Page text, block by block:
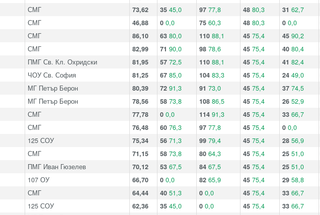
СМГ 73,62 35 45,0 97 77,8 48 80,3 31 62,7
СМГ 46,88 0 0,0 75 60,3 48 80,3 0 0,0
СМГ 86,10 63 80,0 110 88,1 45 75,4 45 90,2
СМГ 82,99 71 90,0 98 78,6 45 75,4 40 80,4
ПМГ Св. Кл. Охридски 81,95 57 72,5 110 88,1 45 75,4 41 82,4
ЧОУ Св. София 81,25 67 85,0 104 83,3 45 75,4 24 49,0
МГ Петър Берон 80,39 72 91,3 91 73,0 45 75,4 37 74,5
МГ Петър Берон 78,56 58 73,8 108 86,5 45 75,4 26 52,9
СМГ 77,78 0 0,0 114 91,3 45 75,4 33 66,7
СМГ 76,48 60 76,3 97 77,8 45 75,4 0 0,0
125 СОУ 75,34 56 71,3 99 79,4 45 75,4 28 56,9
СМГ 71,15 58 73,8 80 64,3 45 75,4 25 51,0
ПМГ Иван Гюзелев 70,12 53 67,5 84 67,5 45 75,4 25 51,0
107 ОУ 66,70 0 0,0 82 65,9 45 75,4 29 58,8
СМГ 64,44 40 51,3 0 0,0 45 75,4 33 66,7
125 СОУ 62,36 35 45,0 0 0,0 45 75,4 33 66,7